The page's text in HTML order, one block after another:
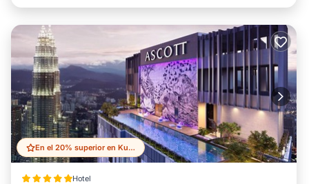
En el 20% superior en Kuala Lumpur City Centre
Hotel